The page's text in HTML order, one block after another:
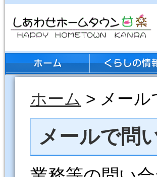
ホーム > メール
メールで問